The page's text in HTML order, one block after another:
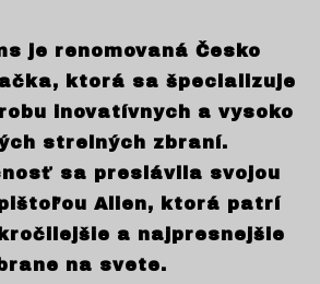
je renomovaná Česko
ktorá sa špecializuje
inovatívnych a vysoko
strelných zbraní.
sa preslávila svojou
Alien, ktorá patrí
a najpresnejšie
na svete.